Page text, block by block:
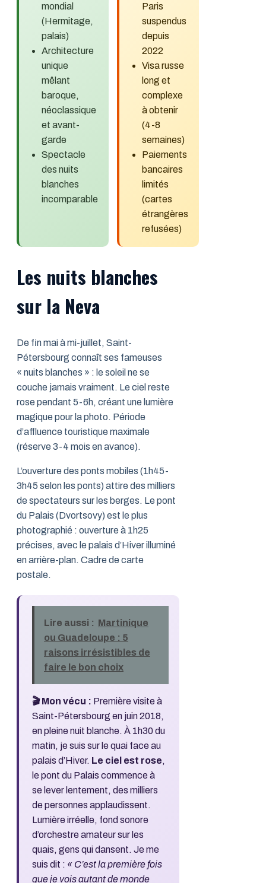
mondial
(Hermitage,
palais)
Architecture
unique
mêlant
baroque,
néoclassique
et avant-
garde
Spectacle
des nuits
blanches
incomparable
Paris
suspendus
depuis
2022
Visa russe
long et
complexe
à obtenir
(4-8
semaines)
Paiements
bancaires
limités
(cartes
étrangères
refusées)
Les nuits blanches
sur la Neva
De fin mai à mi-juillet, Saint-
Pétersbourg connaît ses fameuses
« nuits blanches » : le soleil ne se
couche jamais vraiment. Le ciel reste
rose pendant 5-6h, créant une lumière
magique pour la photo. Période
d’affluence touristique maximale
(réserve 3-4 mois en avance).
L’ouverture des ponts mobiles (1h45-
3h45 selon les ponts) attire des milliers
de spectateurs sur les berges. Le pont
du Palais (Dvortsovy) est le plus
photographié : ouverture à 1h25
précises, avec le palais d’Hiver illuminé
en arrière-plan. Cadre de carte
postale.
Lire aussi : Martinique
ou Guadeloupe : 5
raisons irrésistibles de
faire le bon choix
🎬 Mon vécu : Première visite à
Saint-Pétersbourg en juin 2018,
en pleine nuit blanche. À 1h30 du
matin, je suis sur le quai face au
palais d’Hiver. Le ciel est rose,
le pont du Palais commence à
se lever lentement, des milliers
de personnes applaudissent.
Lumière irréelle, fond sonore
d’orchestre amateur sur les
quais, gens qui dansent. Je me
suis dit : « C’est la première fois
que je vois autant de monde